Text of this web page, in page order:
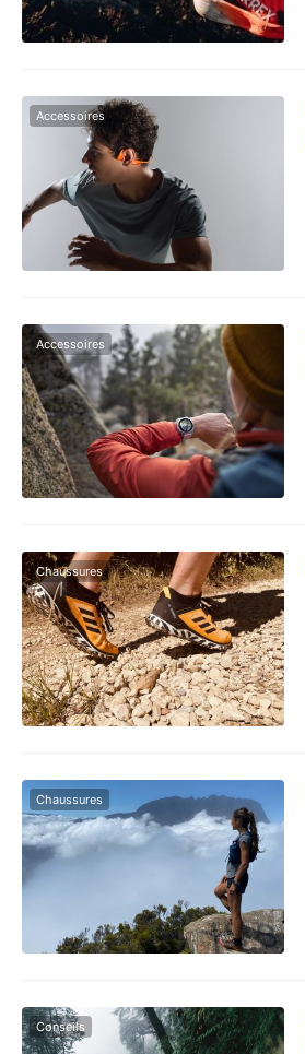
Accessoires
Accessoires
Chaussures
Chaussures
Conseils